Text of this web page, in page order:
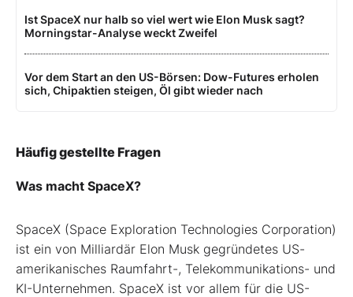
Ist SpaceX nur halb so viel wert wie Elon Musk sagt?
Morningstar-Analyse weckt Zweifel
Vor dem Start an den US-Börsen: Dow-Futures erholen
sich, Chipaktien steigen, Öl gibt wieder nach
Häufig gestellte Fragen
Was macht SpaceX?
SpaceX (Space Exploration Technologies Corporation)
ist ein von Milliardär Elon Musk gegründetes US-
amerikanisches Raumfahrt-, Telekommunikations- und
KI-Unternehmen. SpaceX ist vor allem für die US-